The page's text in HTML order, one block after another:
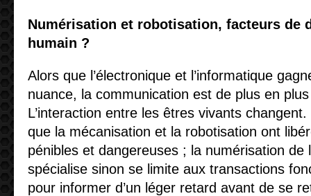
Numérisation et robotisation, facteurs de
humain ?
Alors que l’électronique et l’informatique
nuance, la communication est de plus en
L’interaction entre les êtres vivants
que la mécanisation et la robotisation ont
pénibles et dangereuses ; la numérisation de
spécialise sinon se limite aux transactions
pour informer d’un léger retard avant de se